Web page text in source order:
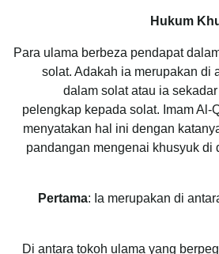
Hukum
Para ulama berbeza pendapat
solat. Adakah ia merupakan di
dalam solat atau ia
pelengkap kepada solat. Imam Al-
menyatakan hal ini dengan
pandangan mengenai khusyuk di
Pertama: Ia merupakan di
Di antara tokoh ulama yang